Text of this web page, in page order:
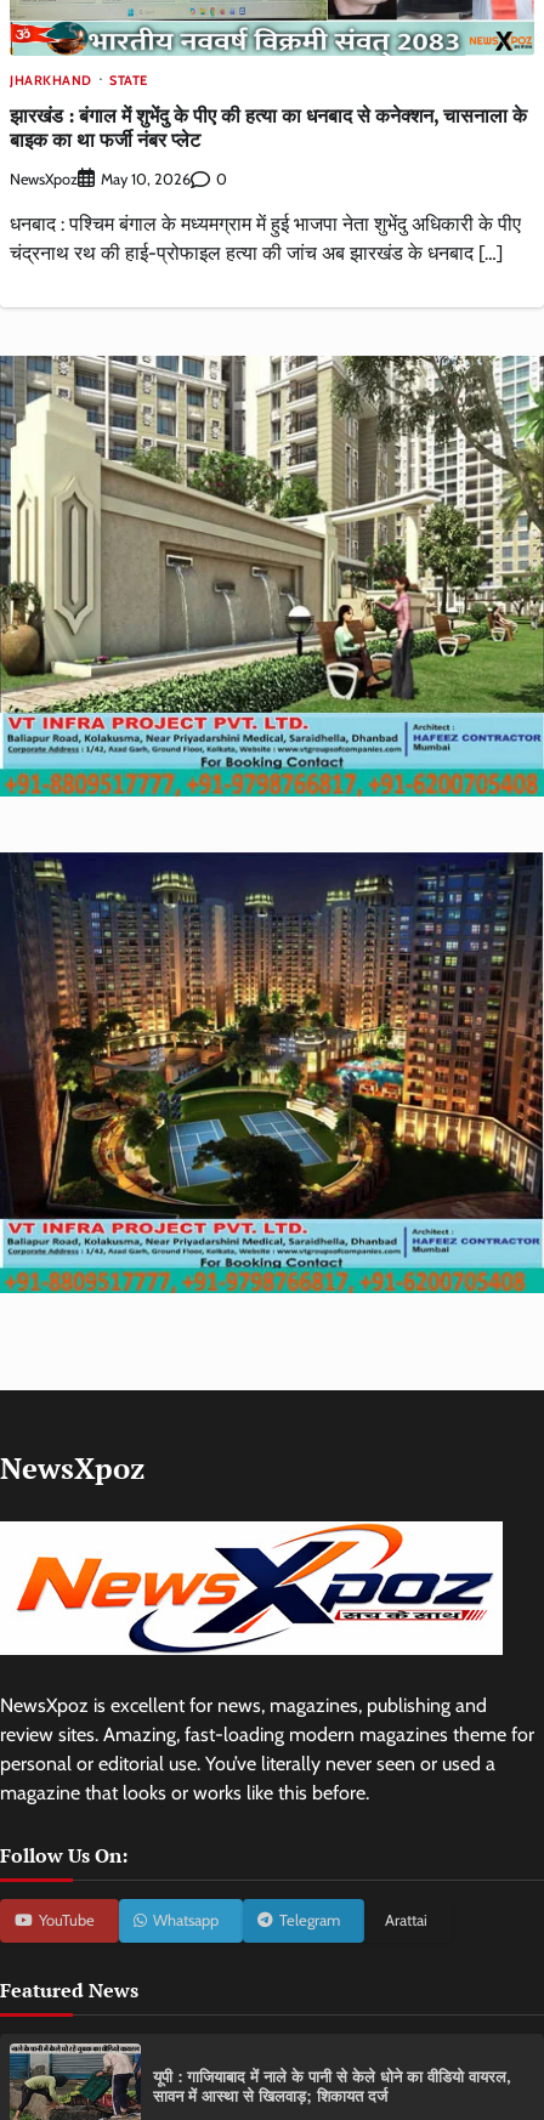
JHARKHAND STATE
झारखंड : बंगाल में शुभेंदु के पीए की हत्या का धनबाद से कनेक्शन, चासनाला के
बाइक का था फर्जी नंबर प्लेट
NewsXpoz May 10, 2026 0
धनबाद : पश्चिम बंगाल के मध्यमग्राम में हुई भाजपा नेता शुभेंदु अधिकारी के पीए
चंद्रनाथ रथ की हाई-प्रोफाइल हत्या की जांच अब झारखंड के धनबाद […]
NewsXpoz
NewsXpoz is excellent for news, magazines, publishing and
review sites. Amazing, fast-loading modern magazines theme for
personal or editorial use. You’ve literally never seen or used a
magazine that looks or works like this before.
Follow Us On:
YouTube Whatsapp Telegram Arattai
Featured News
यूपी : गाजियाबाद में नाले के पानी से केले धोने का वीडियो वायरल,
सावन में आस्था से खिलवाड़; शिकायत दर्ज